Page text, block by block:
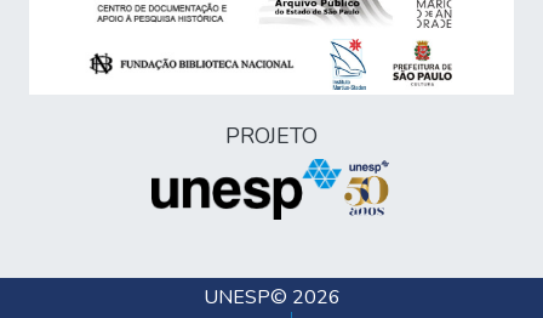
PROJETO
UNESP© 2026